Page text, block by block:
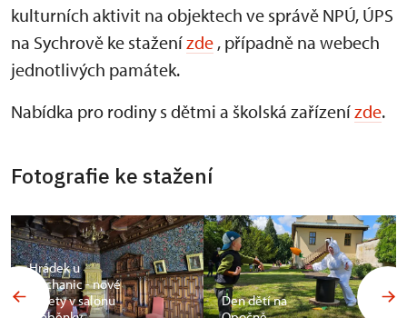
kulturních aktivit na objektech ve správě NPÚ, ÚPS
na Sychrově ke staženízde , případně na webech
jednotlivých památek.
Nabídka pro rodiny s dětmi a školská zařízenízde.
Fotografie ke stažení
Hrádek u
Nechanic - nové
tapety v salonu
Den dětí na